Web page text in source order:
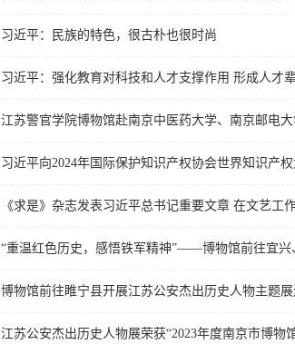
习近平：民族的特色，很古朴也很时尚
习近平：强化教育对科技和人才支撑作用 形成人才
江苏警官学院博物馆赴南京中医药大学、南京邮电
习近平向2024年国际保护知识产权协会世界知识产
《求是》杂志发表习近平总书记重要文章 在文艺工
“重温红色历史，感悟铁军精神”——博物馆前往宜兴
博物馆前往睢宁县开展江苏公安杰出历史人物主题
江苏公安杰出历史人物展荣获“2023年度南京市博物